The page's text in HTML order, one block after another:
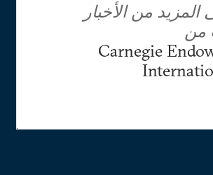
من الأخبار
من
Carnegie